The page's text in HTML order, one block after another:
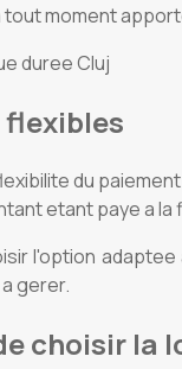
moment
du
etant paye a la
l'option
gerer.
choisir la